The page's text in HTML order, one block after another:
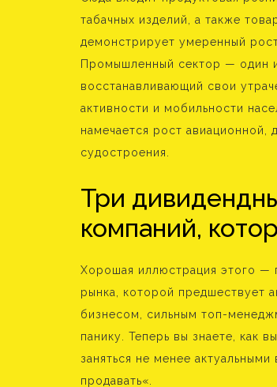
табачных изделий, а также
демонстрирует умеренный
Промышленный сектор — один
восстанавливающий свои
активности и мобильности
намечается рост
судостроения.
Три
компаний,
Хорошая иллюстрация этого —
рынка, которой предшествует
бизнесом, сильным топ-
панику. Теперь вы знаете, как
заняться не менее
продавать«.